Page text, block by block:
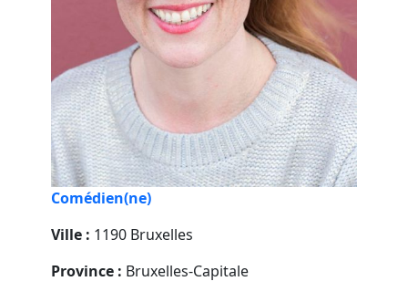
Comédien(ne)
Ville : 1190 Bruxelles
Province : Bruxelles-Capitale